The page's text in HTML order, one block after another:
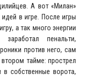
А вот «Милан»
в игре. После игры
а так много энергии
пенальти,
против него, сам
тайме: прострел
в собственные ворота,